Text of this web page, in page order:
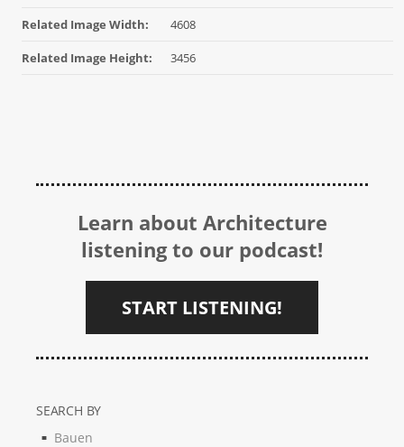
Related Image Width: 4608
Related Image Height: 3456
Learn about Architecture
listening to our podcast!
START LISTENING!
SEARCH BY
Bauen